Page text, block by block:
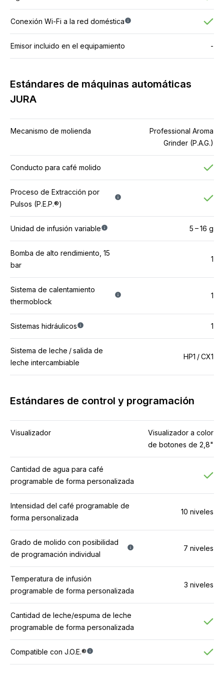
Conexión Wi-Fi a la red doméstica
Emisor incluido en el equipamiento -
Estándares de máquinas automáticas
JURA
Mecanismo de molienda
Professional Aroma
Grinder (P.A.G.)
Conducto para café molido
Proceso de Extracción por
Pulsos (P.E.P.®)
Unidad de infusión variable 5 – 16 g
Bomba de alto rendimiento, 15
bar
1
Sistema de calentamiento
thermoblock
1
Sistemas hidráulicos 1
Sistema de leche / salida de
leche intercambiable
HP1 / CX1
Estándares de control y programación
Visualizador
Visualizador a color
de botones de 2,8"
Cantidad de agua para café
programable de forma personalizada
Intensidad del café programable de
forma personalizada
10 niveles
Grado de molido con posibilidad
de programación individual
7 niveles
Temperatura de infusión
programable de forma personalizada
3 niveles
Cantidad de leche/espuma de leche
programable de forma personalizada
Compatible con J.O.E.®